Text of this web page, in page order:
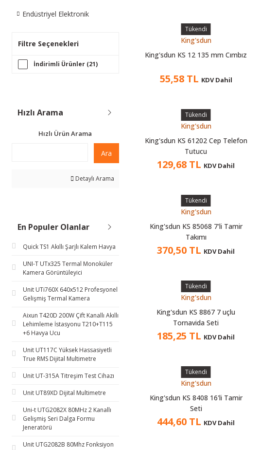
Endüstriyel Elektronik
Filtre Seçenekleri
İndirimli Ürünler (21)
Hızlı Arama
Hızlı Ürün Arama
Ara
Detaylı Arama
En Populer Olanlar
Quick TS1 Akıllı Şarjlı Kalem Havya
UNI-T UTx325 Termal Monoküler
Kamera Görüntüleyici
Unit UTi760X 640x512 Profesyonel
Gelişmiş Termal Kamera
Aixun T420D 200W Çift Kanallı Akıllı
Lehimleme İstasyonu T210+T115
+6 Havya Ucu
Unit UT117C Yüksek Hassasiyetli
True RMS Dijital Multimetre
Unit UT-315A Titreşim Test Cihazı
Unit UT89XD Dijital Multimetre
Uni-t UTG2082X 80MHz 2 Kanallı
Gelişmiş Seri Dalga Formu
Jeneratörü
Unit UTG2082B 80Mhz Fonksiyon
Tükendi
King'sdun
King'sdun KS 12 135 mm Cımbız
55,58 TL KDV Dahil
Tükendi
King'sdun
King'sdun KS 61202 Cep Telefon
Tutucu
129,68 TL KDV Dahil
Tükendi
King'sdun
King'sdun KS 85068 7'li Tamir
Takımı
370,50 TL KDV Dahil
Tükendi
King'sdun
King'sdun KS 8867 7 uçlu
Tornavida Seti
185,25 TL KDV Dahil
Tükendi
King'sdun
King'sdun KS 8408 16'li Tamir
Seti
444,60 TL KDV Dahil